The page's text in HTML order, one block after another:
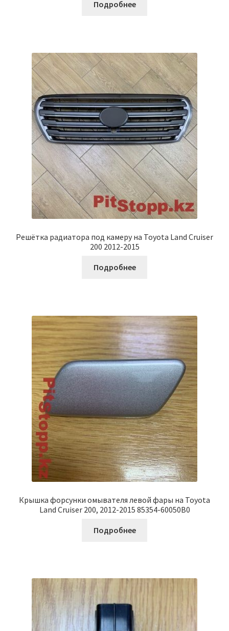
Подробнее
Решётка радиатора под камеру на Toyota Land Cruiser
200 2012-2015
Подробнее
Крышка форсунки омывателя левой фары на Toyota
Land Cruiser 200, 2012-2015 85354-60050B0
Подробнее